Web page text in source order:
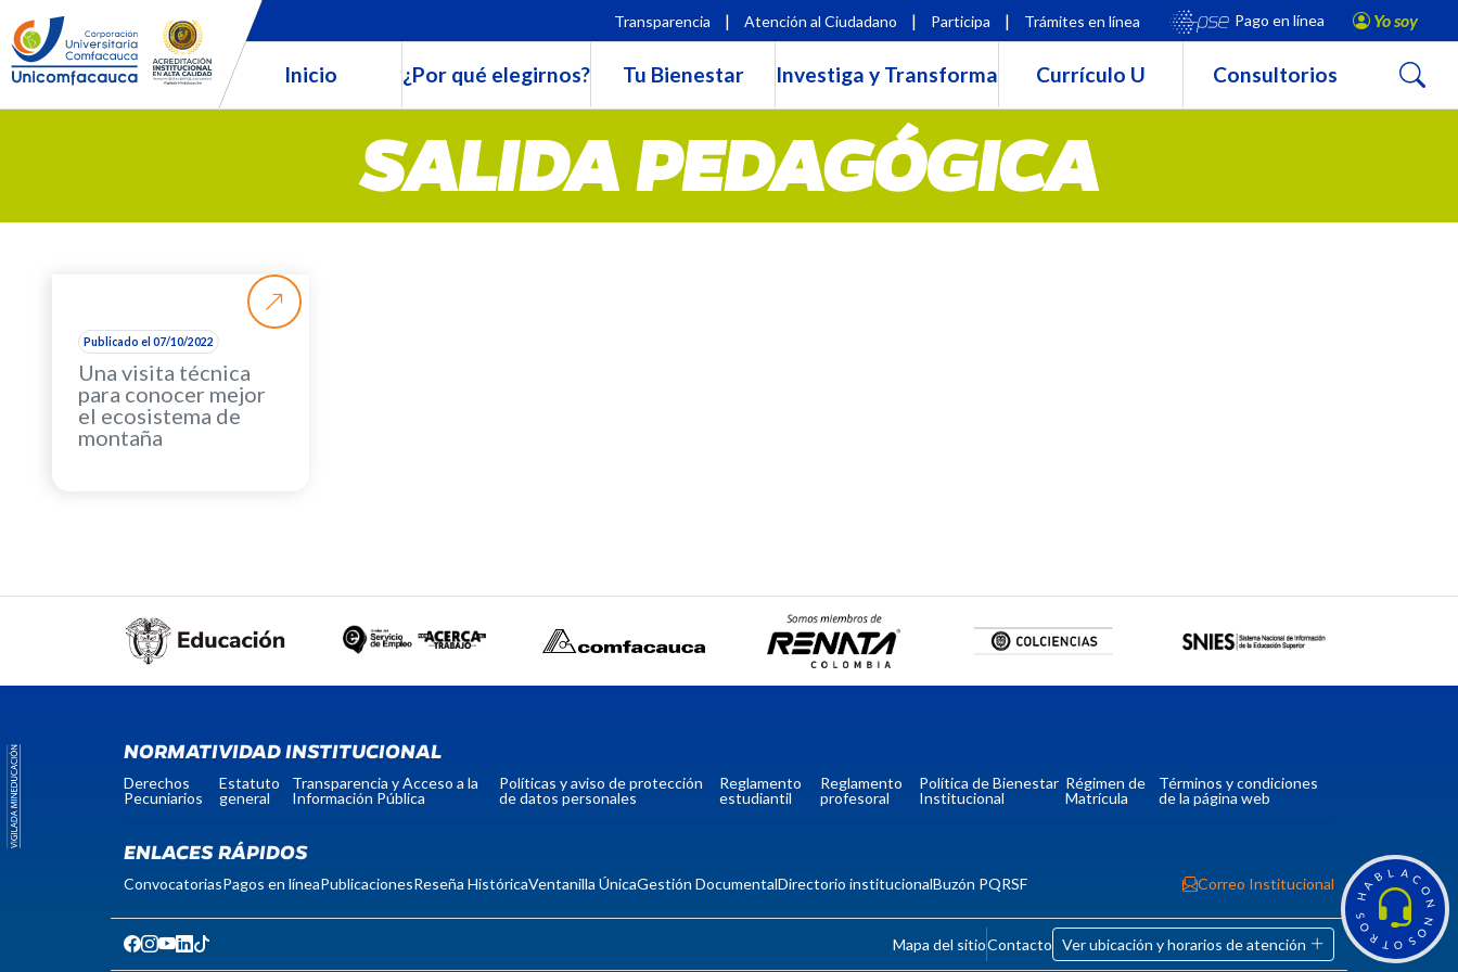
H
A
B L A C
O
N
N
O
S
O
T
R
O
S
Transparencia | Atención al Ciudadano | Participa | Trámites en línea Pago en línea Yo soy
Inicio ¿Por qué elegirnos? Tu Bienestar Investiga y Transforma Currículo U Consultorios Buscar
SALIDA PEDAGÓGICA
Publicado el 07/10/2022
Una visita técnica
para conocer mejor
el ecosistema de
montaña
NORMATIVIDAD INSTITUCIONAL
Derechos
Pecuniarios
Estatuto
general
Transparencia y Acceso a la
Información Pública
Políticas y aviso de protección
de datos personales
Reglamento
estudiantil
Reglamento
profesoral
Política de Bienestar
Institucional
Régimen de
Matrícula
Términos y condiciones
de la página web
ENLACES RÁPIDOS
ConvocatoriasPagos en líneaPublicacionesReseña HistóricaVentanilla ÚnicaGestión DocumentalDirectorio institucionalBuzón PQRSF Correo Institucional
Mapa del sitioContacto Ver ubicación y horarios de atención